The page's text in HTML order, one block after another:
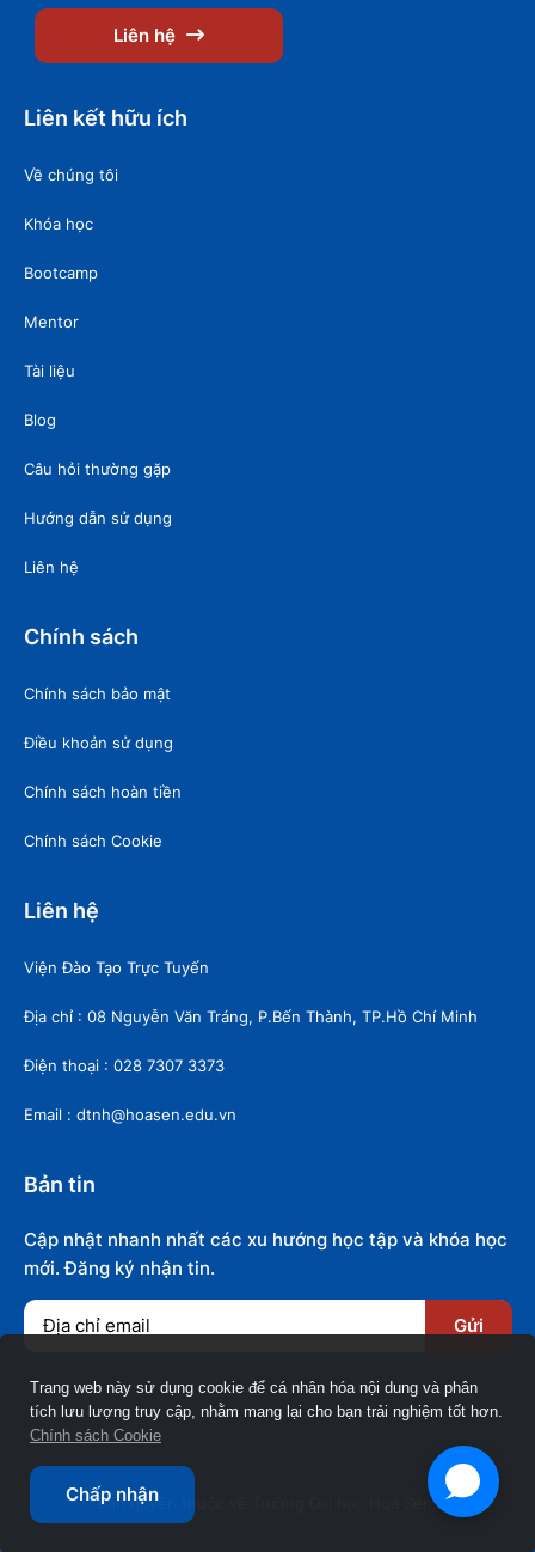
Liên hệ
Liên kết hữu ích
Về chúng tôi
Khóa học
Bootcamp
Mentor
Tài liệu
Blog
Câu hỏi thường gặp
Hướng dẫn sử dụng
Liên hệ
Chính sách
Chính sách bảo mật
Điều khoản sử dụng
Chính sách hoàn tiền
Chính sách Cookie
Liên hệ
Viện Đào Tạo Trực Tuyến
Địa chỉ : 08 Nguyễn Văn Tráng, P.Bến Thành, TP.Hồ Chí Minh
Điện thoại : 028 7307 3373
Email : dtnh@hoasen.edu.vn
Bản tin
Cập nhật nhanh nhất các xu hướng học tập và khóa học
mới. Đăng ký nhận tin.
Gửi
Bản quyền thuộc về Trường Đại học Hoa Sen.
Trang web này sử dụng cookie để cá nhân hóa nội dung và phân
tích lưu lượng truy cập, nhằm mang lại cho bạn trải nghiệm tốt hơn.
Chính sách Cookie
Chấp nhận